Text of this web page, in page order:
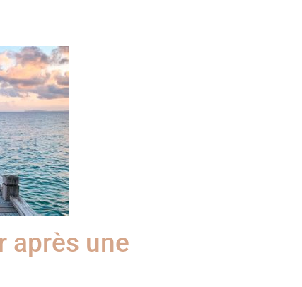
après une